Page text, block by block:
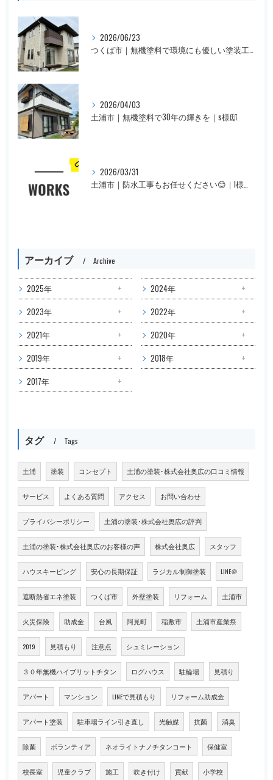
2026/06/23
つくば市｜無機塗料で環境にも優しい塗装工事｜M様邸
2026/04/03
土浦市｜無機塗料で30年の輝きを｜s様邸
2026/03/31
土浦市｜防水工事もお任せください😊｜I様邸
アーカイブ Archive
2025年
2024年
2023年
2022年
2021年
2020年
2019年
2018年
2017年
タグ Tags
土浦 塗装 コンセプト 土浦の塗装･株式会社奥広の口コミ情報
サービス よくある質問 アクセス お問い合わせ
プライバシーポリシー 土浦の塗装･株式会社奥広の評判
土浦の塗装･株式会社奥広のお客様の声 株式会社奥広 スタッフ
ハウスキーピング 安心の長期保証 ラジカル制御塗装 LINE＠
遮断熱省エネ塗装 つくば市 外壁塗装 リフォーム 土浦市
火災保険 助成金 台風 阿見町 稲敷市 土浦市産業祭
2019 見積もり 注意点 シュミレーション
３０年無機ハイブリットチタン ログハウス 駐輪場 見積り
アパート マンション LINEで見積もり リフォーム助成金
アパート塗装 駐車場ライン引き直し 光触媒 抗菌 消臭
除菌 ボランティア ネオライトナノチタンコート 保健室
校長室 児童クラブ 施工 吹き付け 貢献 小学校